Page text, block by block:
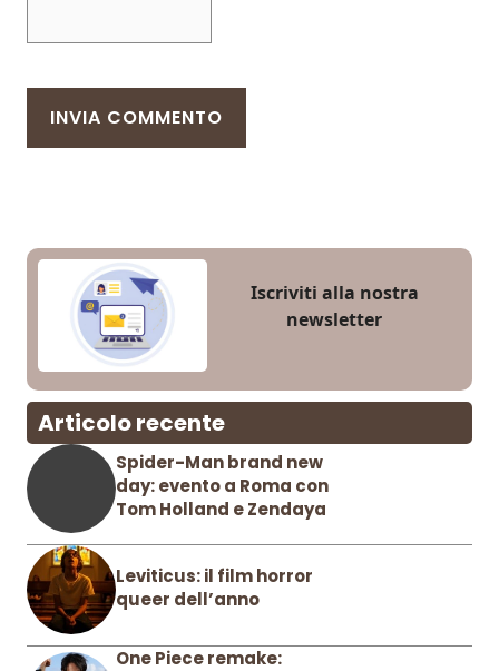
Iscriviti alla nostra
newsletter
Articolo recente
Spider-Man brand new
day: evento a Roma con
Tom Holland e Zendaya
Leviticus: il film horror
queer dell’anno
One Piece remake: